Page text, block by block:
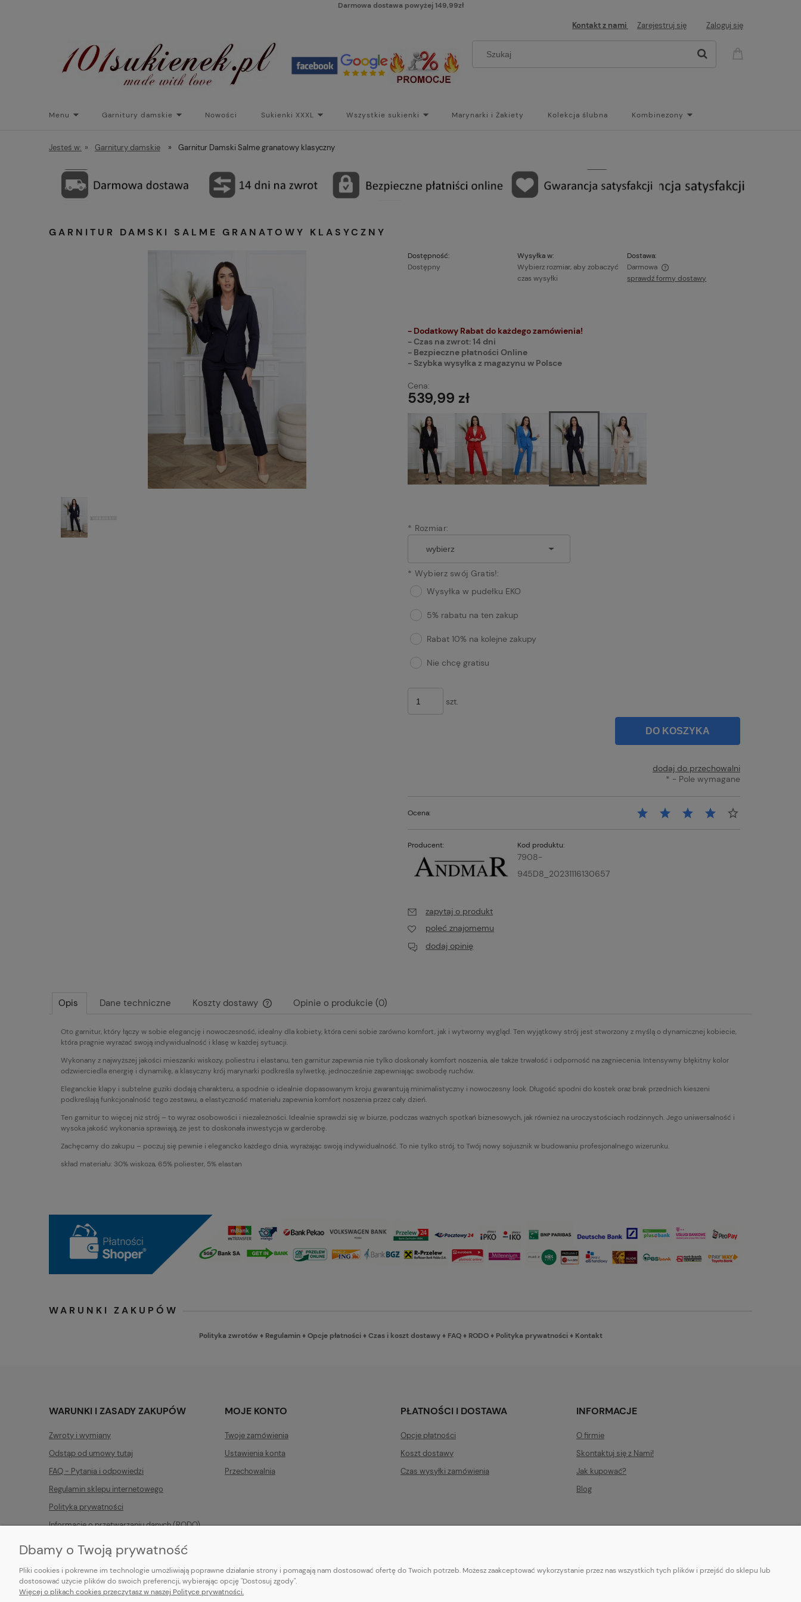
Darmowa dostawa powyżej 149,99zł
Kontakt z nami Zarejestruj się Zaloguj się
Menu Garnitury damskie Nowości Sukienki XXXL Wszystkie sukienki Marynarki i Żakiety Kolekcja ślubna Kombinezony
Torebki do sukienek Promocje Płaszcze/kurtki Paski
Jesteś w: » Garnitury damskie » Garnitur Damski Salme granatowy klasyczny
GARNITUR DAMSKI SALME GRANATOWY KLASYCZNY
Dostępność:
Dostępny
Wysyłka w:
Wybierz rozmiar, aby zobaczyć
czas wysyłki
Dostawa:
Darmowa
sprawdź formy dostawy
- Dodatkowy Rabat do każdego zamówienia!
- Czas na zwrot: 14 dni
- Bezpieczne płatności Online
- Szybka wysyłka z magazynu w Polsce
Cena:
539,99 zł
* Rozmiar:
* Wybierz swój Gratis!:
Wysyłka w pudełku EKO
5% rabatu na ten zakup
Rabat 10% na kolejne zakupy
Nie chcę gratisu
szt.
DO KOSZYKA
dodaj do przechowalni
* - Pole wymagane
Ocena:
Producent: Kod produktu:
7908-
945D8_20231116130657
zapytaj o produkt
poleć znajomemu
dodaj opinię
Opis Dane techniczne Koszty dostawy
Cena nie zawiera ewentualnych kosztów
płatności
Opinie o produkcie (0)
Oto garnitur, który łączy w sobie elegancję i nowoczesność, idealny dla kobiety, która ceni sobie zarówno komfort, jak i wytworny wygląd. Ten wyjątkowy strój jest stworzony z myślą o dynamicznej kobiecie,
która pragnie wyrażać swoją indywidualność i klasę w każdej sytuacji.
Wykonany z najwyższej jakości mieszanki wiskozy, poliestru i elastanu, ten garnitur zapewnia nie tylko doskonały komfort noszenia, ale także trwałość i odporność na zagniecenia. Intensywny błękitny kolor
odzwierciedla energię i dynamikę, a klasyczny krój marynarki podkreśla sylwetkę, jednocześnie zapewniając swobodę ruchów.
Eleganckie klapy i subtelne guziki dodają charakteru, a spodnie o idealnie dopasowanym kroju gwarantują minimalistyczny i nowoczesny look. Długość spodni do kostek oraz brak przednich kieszeni
podkreślają funkcjonalność tego zestawu, a elastyczność materiału zapewnia komfort noszenia przez cały dzień.
Ten garnitur to więcej niż strój – to wyraz osobowości i niezależności. Idealnie sprawdzi się w biurze, podczas ważnych spotkań biznesowych, jak również na uroczystościach rodzinnych. Jego uniwersalność i
wysoka jakość wykonania sprawiają, że jest to doskonała inwestycja w garderobę.
Zachęcamy do zakupu – poczuj się pewnie i elegancko każdego dnia, wyrażając swoją indywidualność. To nie tylko strój, to Twój nowy sojusznik w budowaniu profesjonalnego wizerunku.
skład materiału: 30% wiskoza, 65% poliester, 5% elastan
WARUNKI ZAKUPÓW
Polityka zwrotów ♦ Regulamin♦Opcje płatności♦Czas i koszt dostawy♦ FAQ♦ RODO♦ Polityka prywatności♦ Kontakt
WARUNKI I ZASADY ZAKUPÓW
Zwroty i wymiany
Odstąp od umowy tutaj
FAQ - Pytania i odpowiedzi
Regulamin sklepu internetowego
Polityka prywatności
Informacje o przetwarzaniu danych (RODO)
MOJE KONTO
Twoje zamówienia
Ustawienia konta
Przechowalnia
PŁATNOŚCI I DOSTAWA
Opcje płatności
Koszt dostawy
Czas wysyłki zamówienia
INFORMACJE
O firmie
Skontaktuj się z Nami!
Jak kupować?
Blog
E-mail:pl101sukienek@gmail.com
Dbamy o Twoją prywatność
Pliki cookies i pokrewne im technologie umożliwiają poprawne działanie strony i pomagają nam dostosować ofertę do Twoich potrzeb. Możesz zaakceptować wykorzystanie przez nas wszystkich tych plików i przejść do sklepu lub
dostosować użycie plików do swoich preferencji, wybierając opcję "Dostosuj zgody".
Więcej o plikach cookies przeczytasz w naszej Polityce prywatności.